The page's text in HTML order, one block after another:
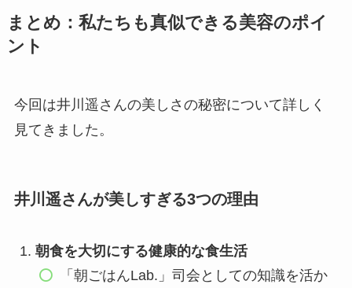
まとめ：私たちも真似できる美容のポイ
ント
今回は井川遥さんの美しさの秘密について詳しく
見てきました。
井川遥さんが美しすぎる3つの理由
朝食を大切にする健康的な食生活
「朝ごはんLab.」司会としての知識を活か